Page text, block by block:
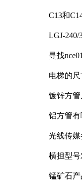
C13和
LGJ-
寻找
电梯的
镀锌方
铝方管
光线传
横担型
锰矿石